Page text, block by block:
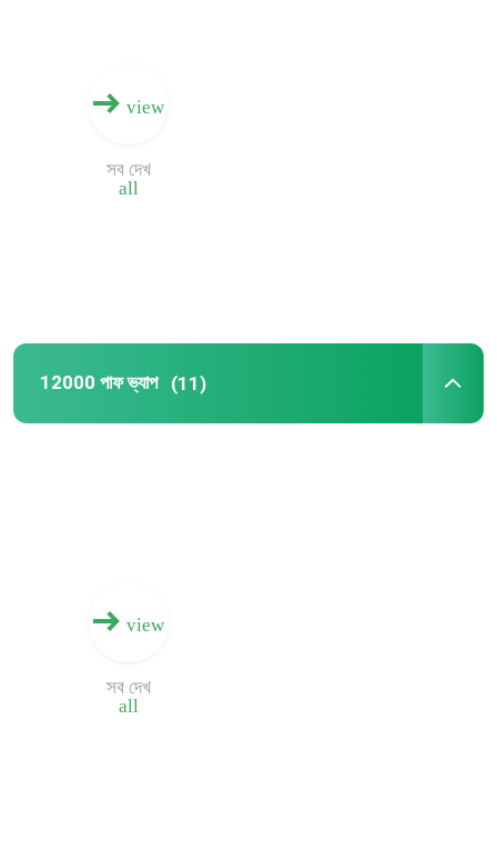
নিষ্পত্তিযোগ্য Vape কলম
8000 পাফ ভ্যাপ
4000 পাফ ভ্যাপ
2000 পাফ ভ্যাপ
view
all
সব দেখ
12000 পাফ ভ্যাপ (11)
view
all
সব দেখ